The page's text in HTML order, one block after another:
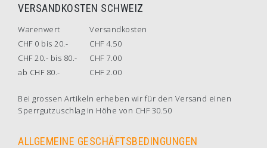
VERSANDKOSTEN SCHWEIZ
Warenwert
Versandkosten
CHF 0 bis 20.-
CHF 4.50
CHF 20.- bis 80.-
CHF 7.00
ab CHF 80.-
CHF 2.00
Bei grossen Artikeln erheben wir für den Versand einen
Sperrgutzuschlag in Höhe von CHF 30.50
ALLGEMEINE GESCHÄFTSBEDINGUNGEN